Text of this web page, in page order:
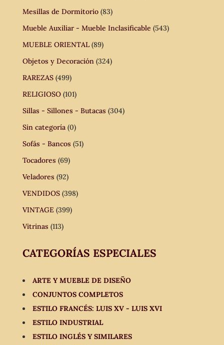
Mesillas de Dormitorio (83)
Mueble Auxiliar - Mueble Inclasificable (543)
MUEBLE ORIENTAL (89)
Objetos y Decoración (324)
RAREZAS (499)
RELIGIOSO (101)
Sillas - Sillones - Butacas (304)
Sin categoría (0)
Sofás - Bancos (51)
Tocadores (69)
Veladores (92)
VENDIDOS (398)
VINTAGE (399)
Vitrinas (113)
CATEGORÍAS ESPECIALES
ARTE Y MUEBLE DE DISEÑO
CONJUNTOS COMPLETOS
ESTILO FRANCÉS: LUIS XV - LUIS XVI
ESTILO INDUSTRIAL
ESTILO INGLÉS Y SIMILARES